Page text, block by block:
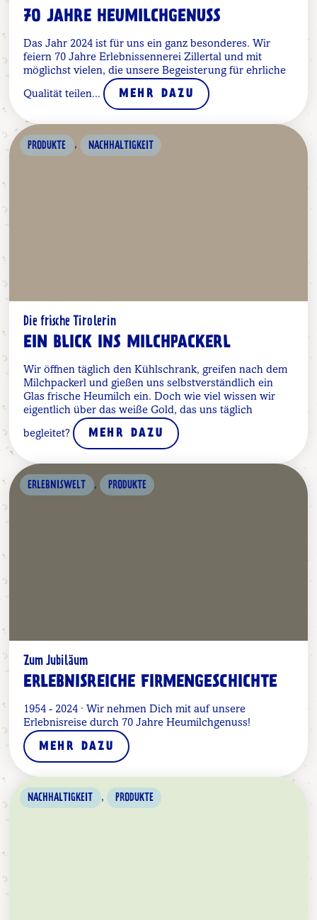
70 JAHRE HEUMILCHGENUSS
Das Jahr 2024 ist für uns ein ganz besonderes. Wir
feiern 70 Jahre Erlebnissennerei Zillertal und mit
möglichst vielen, die unsere Begeisterung für ehrliche
Qualität teilen... MEHR DAZU
PRODUKTE , NACHHALTIGKEIT
Die frische Tirolerin
EIN BLICK INS MILCHPACKERL
Wir öffnen täglich den Kühlschrank, greifen nach dem
Milchpackerl und gießen uns selbstverständlich ein
Glas frische Heumilch ein. Doch wie viel wissen wir
eigentlich über das weiße Gold, das uns täglich
begleitet? MEHR DAZU
ERLEBNISWELT , PRODUKTE
Zum Jubiläum
ERLEBNISREICHE FIRMENGESCHICHTE
1954 - 2024 · Wir nehmen Dich mit auf unsere
Erlebnisreise durch 70 Jahre Heumilchgenuss!
MEHR DAZU
NACHHALTIGKEIT , PRODUKTE